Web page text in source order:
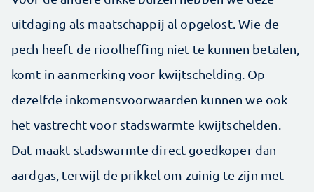
uitdaging als maatschappij al opgelost. Wie de
pech heeft de rioolheffing niet te kunnen betalen,
komt in aanmerking voor kwijtschelding. Op
dezelfde inkomensvoorwaarden kunnen we ook
het vastrecht voor stadswarmte kwijtschelden.
Dat maakt stadswarmte direct goedkoper dan
aardgas, terwijl de prikkel om zuinig te zijn met